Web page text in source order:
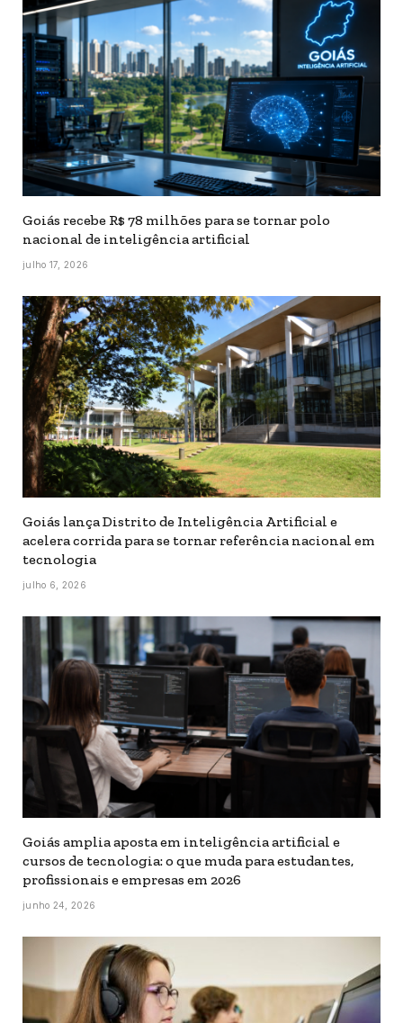
Goiás recebe R$ 78 milhões para se tornar polo
nacional de inteligência artificial
julho 17, 2026
Goiás lança Distrito de Inteligência Artificial e
acelera corrida para se tornar referência nacional em
tecnologia
julho 6, 2026
Goiás amplia aposta em inteligência artificial e
cursos de tecnologia: o que muda para estudantes,
profissionais e empresas em 2026
junho 24, 2026